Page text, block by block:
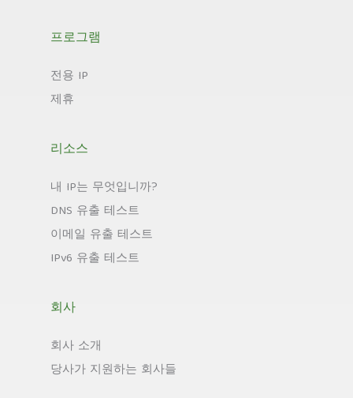
프로그램
전용 IP
제휴
리소스
내 IP는 무엇입니까?
DNS 유출 테스트
이메일 유출 테스트
IPv6 유출 테스트
회사
회사 소개
당사가 지원하는 회사들